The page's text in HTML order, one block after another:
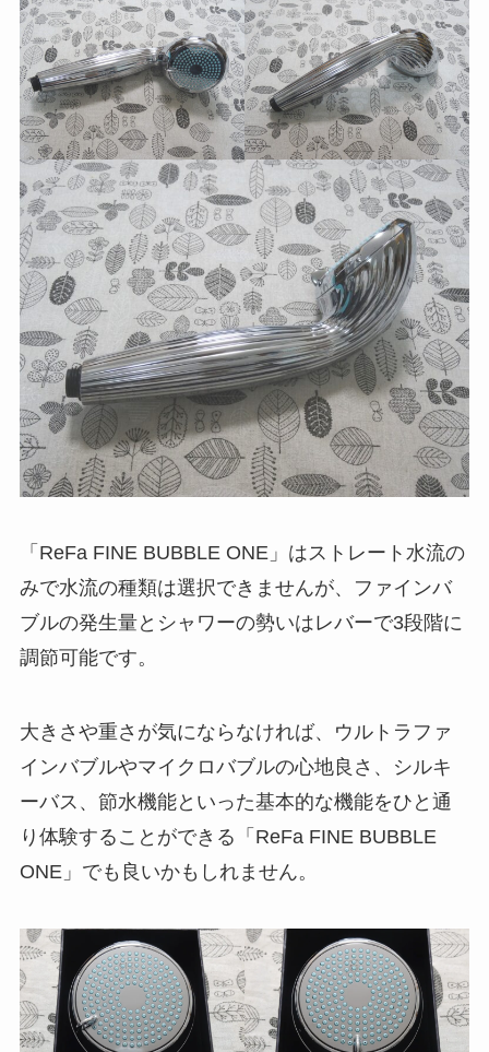
「ReFa FINE BUBBLE ONE」はストレート水流の
みで水流の種類は選択できませんが、ファインバ
ブルの発生量とシャワーの勢いはレバーで3段階に
調節可能です。
大きさや重さが気にならなければ、ウルトラファ
インバブルやマイクロバブルの心地良さ、シルキ
ーバス、節水機能といった基本的な機能をひと通
り体験することができる「ReFa FINE BUBBLE
ONE」でも良いかもしれません。